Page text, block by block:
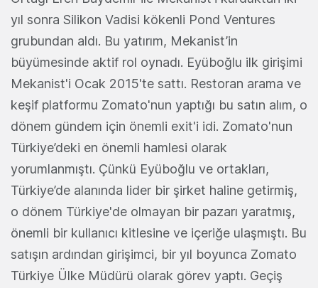
yıl sonra Silikon Vadisi kökenli Pond Ventures
grubundan aldı. Bu yatırım, Mekanist’in
büyümesinde aktif rol oynadı. Eyüboğlu ilk girişimi
Mekanist'i Ocak 2015'te sattı. Restoran arama ve
keşif platformu Zomato'nun yaptığı bu satın alım, o
dönem gündem için önemli exit'i idi. Zomato'nun
Türkiye’deki en önemli hamlesi olarak
yorumlanmıştı. Çünkü Eyüboğlu ve ortakları,
Türkiye’de alanında lider bir şirket haline getirmiş,
o dönem Türkiye'de olmayan bir pazarı yaratmış,
önemli bir kullanıcı kitlesine ve içeriğe ulaşmıştı. Bu
satışın ardından girişimci, bir yıl boyunca Zomato
Türkiye Ülke Müdürü olarak görev yaptı. Geçiş